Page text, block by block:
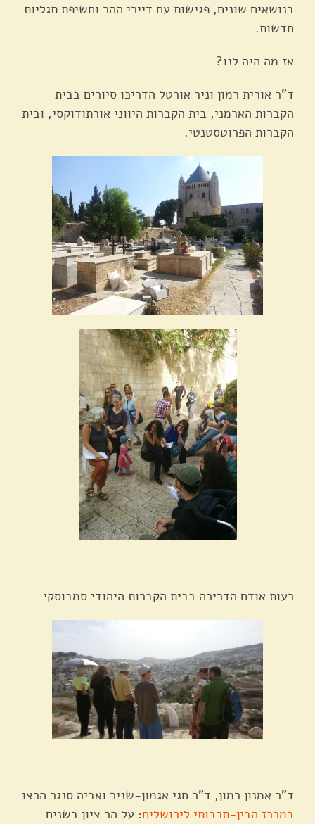
בנושאים שונים, פגישות עם דיירי ההר וחשיפת תגליות
חדשות.
אז מה היה לנו?
ד"ר אורית רמון וניר אורטל הדריכו סיורים בבית
הקברות הארמני, בית הקברות היווני אורתודוקסי, ובית
הקברות הפרוטסטנטי.
רעות אודם הדריכה בבית הקברות היהודי סמבוסקי
ד"ר אמנון רמון, ד"ר חגי אגמון-שניר ואביה סנגר הרצו
במרכז הבין-תרבותי לירושלים: על הר ציון בשנים